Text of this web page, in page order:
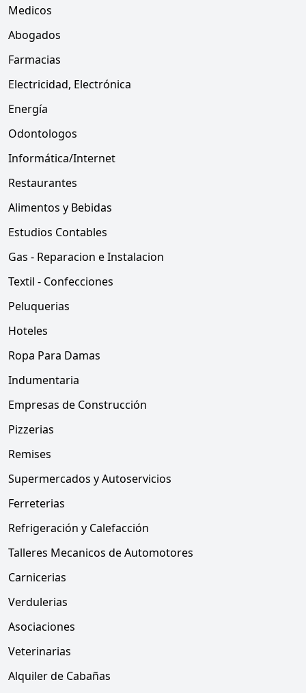
Medicos
Abogados
Farmacias
Electricidad, Electrónica
Energía
Odontologos
Informática/Internet
Restaurantes
Alimentos y Bebidas
Estudios Contables
Gas - Reparacion e Instalacion
Textil - Confecciones
Peluquerias
Hoteles
Ropa Para Damas
Indumentaria
Empresas de Construcción
Pizzerias
Remises
Supermercados y Autoservicios
Ferreterias
Refrigeración y Calefacción
Talleres Mecanicos de Automotores
Carnicerias
Verdulerias
Asociaciones
Veterinarias
Alquiler de Cabañas